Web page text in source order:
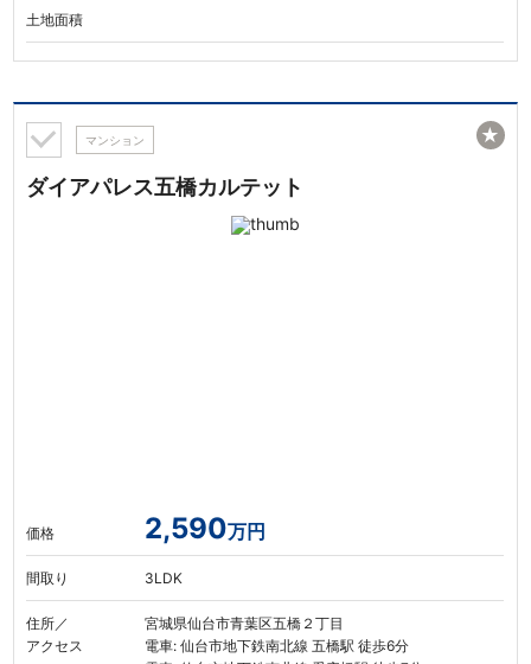
土地面積
マンション
ダイアパレス五橋カルテット
価格 2,590万円
間取り 3LDK
住所／
アクセス
宮城県仙台市青葉区五橋２丁目
電車: 仙台市地下鉄南北線 五橋駅 徒歩6分
★